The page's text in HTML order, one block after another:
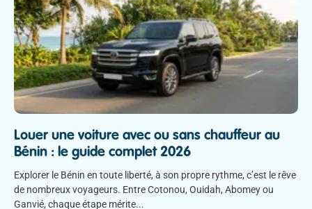
Louer une voiture avec ou sans chauffeur au
Bénin : le guide complet 2026
Explorer le Bénin en toute liberté, à son propre rythme, c’est le rêve
de nombreux voyageurs. Entre Cotonou, Ouidah, Abomey ou
Ganvié, chaque étape mérite